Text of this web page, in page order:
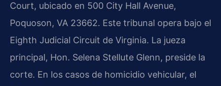
Court, ubicado en 500 City Hall Avenue,
Poquoson, VA 23662. Este tribunal opera bajo el
Eighth Judicial Circuit de Virginia. La jueza
principal, Hon. Selena Stellute Glenn, preside la
corte. En los casos de homicidio vehicular, el